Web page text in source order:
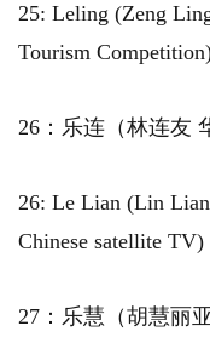
25: Leling (Zeng
Tourism
26：乐连（林连友
26: Le Lian (Lin
Chinese satellite TV)
27：乐慧（胡慧丽